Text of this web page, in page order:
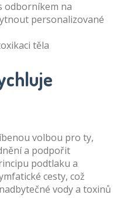
odborníkem na
personalizované
volbou pro ty,
a podpořit
podtlaku a
cesty, což
vody a toxinů